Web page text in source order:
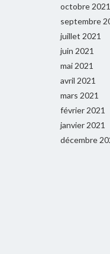
octobre 2021
septembre
juillet 2021
juin 2021
mai 2021
avril 2021
mars 2021
février 2021
janvier 2021
décembre